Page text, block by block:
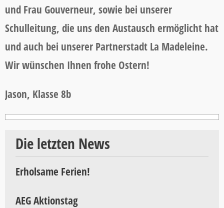
und Frau Gouverneur, sowie bei unserer
Schulleitung, die uns den Austausch ermöglicht hat
und auch bei unserer Partnerstadt La Madeleine.
Wir wünschen Ihnen frohe Ostern!
Jason, Klasse 8b
Die letzten News
Erholsame Ferien!
AEG Aktionstag